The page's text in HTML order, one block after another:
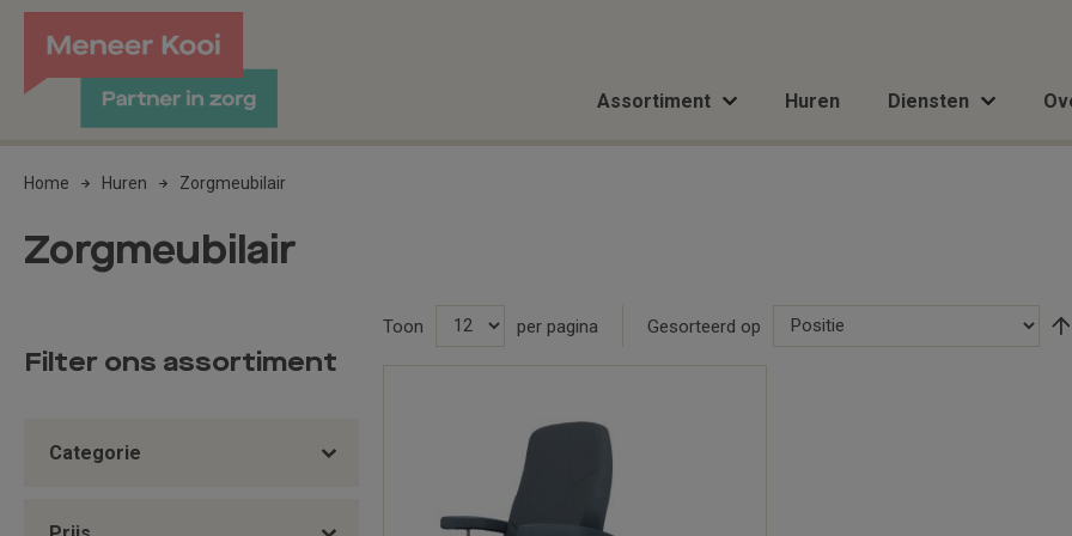
Assortiment Huren Diensten
Home Huren Zorgmeubilair
Zorgmeubilair
Toon per pagina Gesorteerd op
Filter ons assortiment
Categorie